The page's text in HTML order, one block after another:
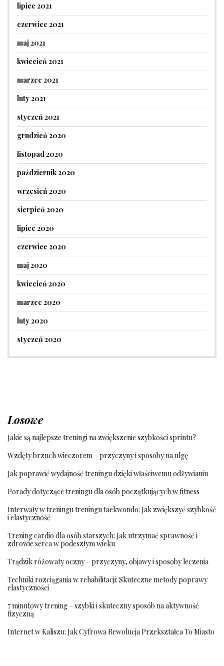
lipiec 2021
czerwiec 2021
maj 2021
kwiecień 2021
marzec 2021
luty 2021
styczeń 2021
grudzień 2020
listopad 2020
październik 2020
wrzesień 2020
sierpień 2020
lipiec 2020
czerwiec 2020
maj 2020
kwiecień 2020
marzec 2020
luty 2020
styczeń 2020
Losowe
Jakie są najlepsze treningi na zwiększenie szybkości sprintu?
Wzdęty brzuch wieczorem – przyczyny i sposoby na ulgę
Jak poprawić wydajność treningu dzięki właściwemu odżywianiu
Porady dotyczące treningu dla osób początkujących w fitness
Interwały w treningu treningu taekwondo: Jak zwiększyć szybkość
i elastyczność
Trening cardio dla osób starszych: Jak utrzymać sprawność i
zdrowie serca w podeszłym wieku
Trądzik różowaty oczny – przyczyny, objawy i sposoby leczenia
Techniki rozciągania w rehabilitacji: Skuteczne metody poprawy
elastyczności
7 minutowy trening – szybki i skuteczny sposób na aktywność
fizyczną
Internet w Kaliszu: Jak Cyfrowa Rewolucja Przekształca To Miasto